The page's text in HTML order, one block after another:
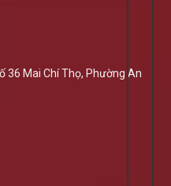
36 Mai Chí Thọ, Phường An